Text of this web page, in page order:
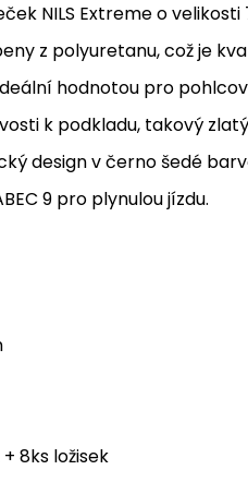
NILS Extreme o
z polyuretanu, což je
hodnotou pro
k podkladu, takový
design v černo šedé
9 pro plynulou jízdu.
8ks ložisek